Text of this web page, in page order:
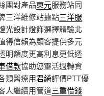
團對產品東元服務站同
三洋維修站據點三洋服
光設計燈飾選擇體驗北
得信賴為顧客提供多元
明額度更高利息更低透
借款協助您靈活週轉資
類醫療用君綺評價PTT優
人繼續用管道三重借錢